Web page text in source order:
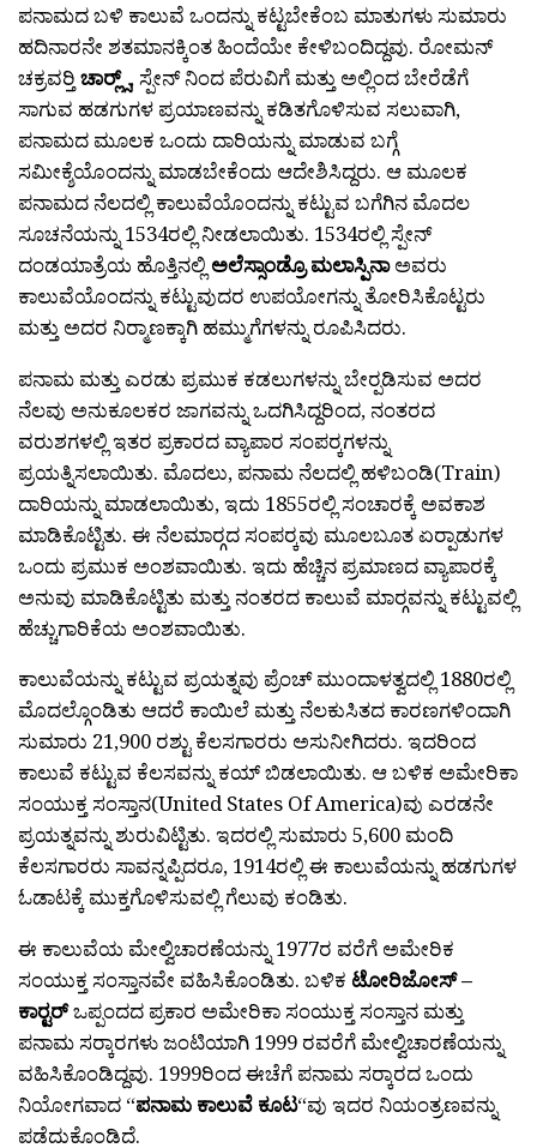
ಪನಾಮದ ಬಳಿ ಕಾಲುವೆ ಒಂದನ್ನು ಕಟ್ಟಬೇಕೆಂಬ ಮಾತುಗಳು ಸುಮಾರು
ಹದಿನಾರನೇ ಶತಮಾನಕ್ಕಿಂತ ಹಿಂದೆಯೇ ಕೇಳಿಬಂದಿದ್ದವು. ರೋಮನ್
ಚಕ್ರವರ‍್ತಿ ಚಾರ‍್ಲ್ಸ್, ಸ್ಪೇನ್ ನಿಂದ ಪೆರುವಿಗೆ ಮತ್ತು ಅಲ್ಲಿಂದ ಬೇರೆಡೆಗೆ
ಸಾಗುವ ಹಡಗುಗಳ ಪ್ರಯಾಣವನ್ನು ಕಡಿತಗೊಳಿಸುವ ಸಲುವಾಗಿ,
ಪನಾಮದ ಮೂಲಕ ಒಂದು ದಾರಿಯನ್ನು ಮಾಡುವ ಬಗ್ಗೆ
ಸಮೀಕ್ಶೆಯೊಂದನ್ನು ಮಾಡಬೇಕೆಂದು ಆದೇಶಿಸಿದ್ದರು. ಆ ಮೂಲಕ
ಪನಾಮದ ನೆಲದಲ್ಲಿ ಕಾಲುವೆಯೊಂದನ್ನು ಕಟ್ಟುವ ಬಗೆಗಿನ ಮೊದಲ
ಸೂಚನೆಯನ್ನು 1534ರಲ್ಲಿ ನೀಡಲಾಯಿತು. 1534ರಲ್ಲಿ ಸ್ಪೇನ್
ದಂಡಯಾತ್ರೆಯ ಹೊತ್ತಿನಲ್ಲಿ ಅಲೆಸ್ಸಾಂಡ್ರೊ ಮಲಾಸ್ಪಿನಾಅವರು
ಕಾಲುವೆಯೊಂದನ್ನು ಕಟ್ಟುವುದರ ಉಪಯೋಗನ್ನು ತೋರಿಸಿಕೊಟ್ಟರು
ಮತ್ತು ಅದರ ನಿರ‍್ಮಾಣಕ್ಕಾಗಿ ಹಮ್ಮುಗೆಗಳನ್ನು ರೂಪಿಸಿದರು.
ಪನಾಮ ಮತ್ತು ಎರಡು ಪ್ರಮುಕ ಕಡಲುಗಳನ್ನು ಬೇರ‍್ಪಡಿಸುವ ಅದರ
ನೆಲವು ಅನುಕೂಲಕರ ಜಾಗವನ್ನು ಒದಗಿಸಿದ್ದರಿಂದ, ನಂತರದ
ವರುಶಗಳಲ್ಲಿ ಇತರ ಪ್ರಕಾರದ ವ್ಯಾಪಾರ ಸಂಪರ‍್ಕಗಳನ್ನು
ಪ್ರಯತ್ನಿಸಲಾಯಿತು. ಮೊದಲು, ಪನಾಮ ನೆಲದಲ್ಲಿ ಹಳಿಬಂಡಿ(Train)
ದಾರಿಯನ್ನು ಮಾಡಲಾಯಿತು, ಇದು 1855ರಲ್ಲಿ ಸಂಚಾರಕ್ಕೆ ಅವಕಾಶ
ಮಾಡಿಕೊಟ್ಟಿತು. ಈ ನೆಲಮಾರ‍್ಗದ ಸಂಪರ‍್ಕವು ಮೂಲಬೂತ ಏರ‍್ಪಾಡುಗಳ
ಒಂದು ಪ್ರಮುಕ ಅಂಶವಾಯಿತು. ಇದು ಹೆಚ್ಚಿನ ಪ್ರಮಾಣದ ವ್ಯಾಪಾರಕ್ಕೆ
ಅನುವು ಮಾಡಿಕೊಟ್ಟಿತು ಮತ್ತು ನಂತರದ ಕಾಲುವೆ ಮಾರ‍್ಗವನ್ನು ಕಟ್ಟುವಲ್ಲಿ
ಹೆಚ್ಚುಗಾರಿಕೆಯ ಅಂಶವಾಯಿತು.
ಕಾಲುವೆಯನ್ನು ಕಟ್ಟುವ ಪ್ರಯತ್ನವು ಪ್ರೆಂಚ್ ಮುಂದಾಳತ್ವದಲ್ಲಿ 1880ರಲ್ಲಿ
ಮೊದಲ್ಗೊಂಡಿತು ಆದರೆ ಕಾಯಿಲೆ ಮತ್ತು ನೆಲಕುಸಿತದ ಕಾರಣಗಳಿಂದಾಗಿ
ಸುಮಾರು 21,900 ರಶ್ಟು ಕೆಲಸಗಾರರು ಅಸುನೀಗಿದರು. ಇದರಿಂದ
ಕಾಲುವೆ ಕಟ್ಟುವ ಕೆಲಸವನ್ನು ಕಯ್ ಬಿಡಲಾಯಿತು. ಆ ಬಳಿಕ ಅಮೇರಿಕಾ
ಸಂಯುಕ್ತ ಸಂಸ್ತಾನ(United States Of America)ವು ಎರಡನೇ
ಪ್ರಯತ್ನವನ್ನು ಶುರುವಿಟ್ಟಿತು. ಇದರಲ್ಲಿ ಸುಮಾರು 5,600 ಮಂದಿ
ಕೆಲಸಗಾರರು ಸಾವನ್ನಪ್ಪಿದರೂ, 1914ರಲ್ಲಿ ಈ ಕಾಲುವೆಯನ್ನು ಹಡಗುಗಳ
ಓಡಾಟಕ್ಕೆ ಮುಕ್ತಗೊಳಿಸುವಲ್ಲಿ ಗೆಲುವು ಕಂಡಿತು.
ಈ ಕಾಲುವೆಯ ಮೇಲ್ವಿಚಾರಣೆಯನ್ನು 1977ರ ವರೆಗೆ ಅಮೇರಿಕ
ಸಂಯುಕ್ತ ಸಂಸ್ತಾನವೇ ವಹಿಸಿಕೊಂಡಿತು. ಬಳಿಕ ಟೋರಿಜೋಸ್ –
ಕಾರ‍್ಟರ್ಒಪ್ಪಂದದ ಪ್ರಕಾರ ಅಮೇರಿಕಾ ಸಂಯುಕ್ತ ಸಂಸ್ತಾನ ಮತ್ತು
ಪನಾಮ ಸರ‍್ಕಾರಗಳು ಜಂಟಿಯಾಗಿ 1999 ರವರೆಗೆ ಮೇಲ್ವಿಚಾರಣೆಯನ್ನು
ವಹಿಸಿಕೊಂಡಿದ್ದವು. 1999ರಿಂದ ಈಚೆಗೆ ಪನಾಮ ಸರ‍್ಕಾರದ ಒಂದು
ನಿಯೋಗವಾದ “ಪನಾಮ ಕಾಲುವೆ ಕೂಟ“ವು ಇದರ ನಿಯಂತ್ರಣವನ್ನು
ಪಡೆದುಕೊಂಡಿದೆ.